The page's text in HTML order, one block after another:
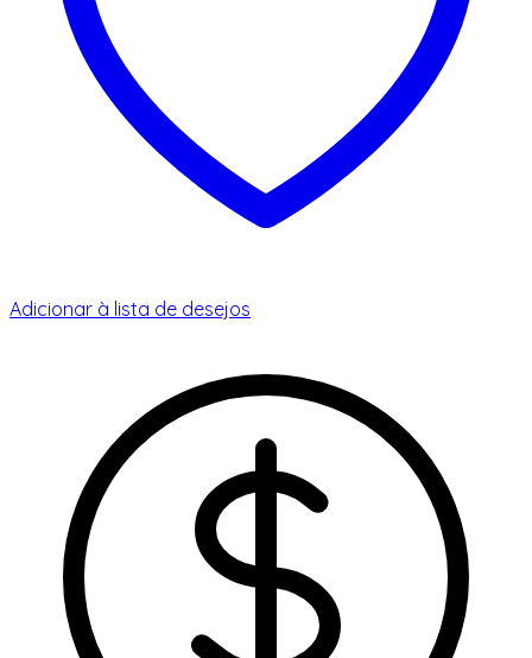
Adicionar à lista de desejos